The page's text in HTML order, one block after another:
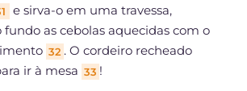
e sirva-o em uma travessa,
fundo as cebolas aquecidas com o
32 . O cordeiro recheado
ir à mesa 33 !